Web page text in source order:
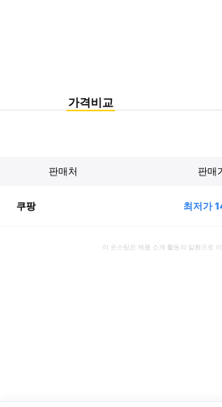
가격비교
판매처 판매
쿠팡 최저가
이 포스팅은 제품 소개 활동의 일환으로